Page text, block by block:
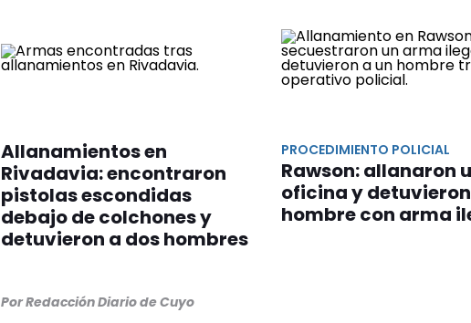
Allanamientos en
Rivadavia: encontraron
pistolas escondidas
debajo de colchones y
detuvieron a dos hombres
Por Redacción Diario de Cuyo
PROCEDIMIENTO POLICIAL
Rawson: allanaron
oficina y
hombre con arma